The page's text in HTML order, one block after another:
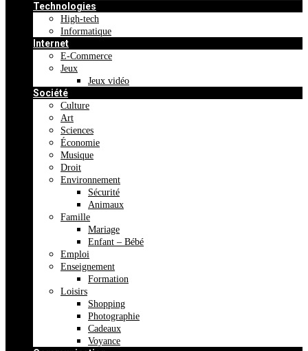
Technologies
High-tech
Informatique
Internet
E-Commerce
Jeux
Jeux vidéo
Société
Culture
Art
Sciences
Économie
Musique
Droit
Environnement
Sécurité
Animaux
Famille
Mariage
Enfant – Bébé
Emploi
Enseignement
Formation
Loisirs
Shopping
Photographie
Cadeaux
Voyance